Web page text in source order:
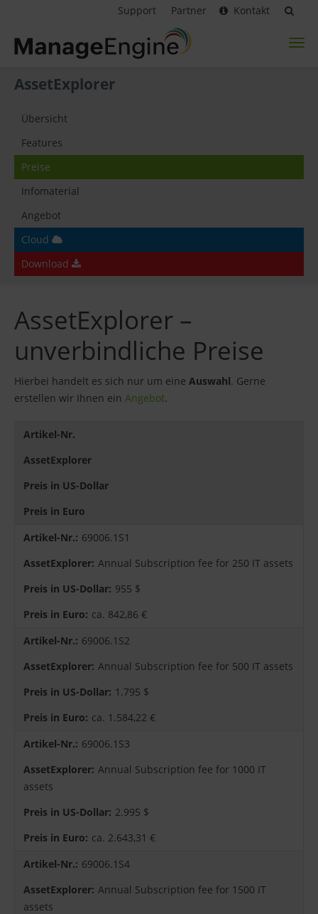
Support Partner Kontakt
AssetExplorer
Übersicht
Features
Preise
Infomaterial
Angebot
Cloud
Download
AssetExplorer –
unverbindliche Preise
Hierbei handelt es sich nur um eine Auswahl. Gerne
erstellen wir Ihnen ein Angebot.
Artikel-Nr.
AssetExplorer
Preis in US-Dollar
Preis in Euro
69006.1S1
Annual Subscription fee for 250 IT assets
955 $
ca. 842,86 €
69006.1S2
Annual Subscription fee for 500 IT assets
1.795 $
ca. 1.584,22 €
69006.1S3
Annual Subscription fee for 1000 IT
assets
2.995 $
ca. 2.643,31 €
69006.1S4
Annual Subscription fee for 1500 IT
assets